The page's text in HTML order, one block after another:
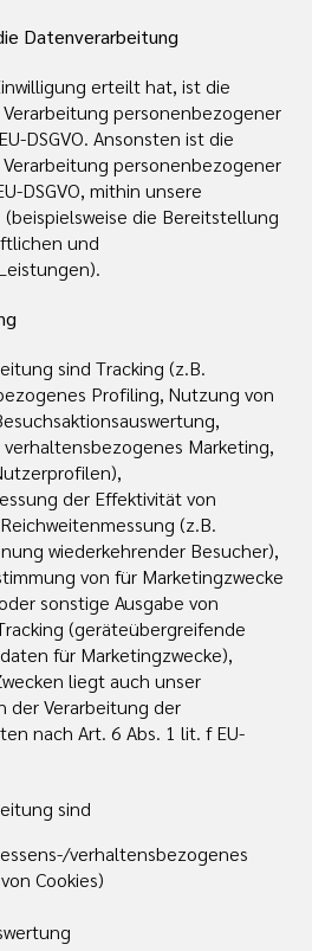
Datenverarbeitung
erteilt hat, ist die
personenbezogener
DSGVO. Ansonsten ist die
personenbezogener
DSGVO, mithin unsere
die Bereitstellung
und
sind Tracking (z.B.
Profiling, Nutzung von
Marketing,
der Effektivität von
(z.B.
wiederkehrender Besucher),
von für Marketingzwecke
sonstige Ausgabe von
(geräteübergreifende
für Marketingzwecke),
liegt auch unser
der Verarbeitung der
nach Art. 6 Abs. 1 lit. f EU-
sind
verhaltensbezogenes
Cookies)